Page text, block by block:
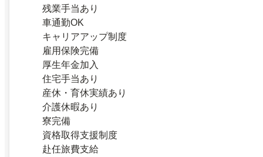
残業手当あり
車通勤OK
キャリアアップ制度
雇用保険完備
厚生年金加入
住宅手当あり
産休・育休実績あり
介護休暇あり
寮完備
資格取得支援制度
赴任旅費支給